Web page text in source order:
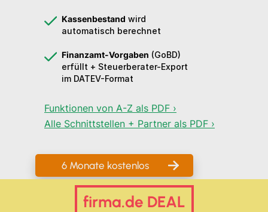
Kassenbestand wird
automatisch berechnet
Finanzamt-Vorgaben (GoBD)
erfüllt + Steuerberater-Export
im DATEV-Format
Funktionen von A-Z als PDF ›
Alle Schnittstellen + Partner als PDF ›
6 Monate kostenlos
firma.de DEAL